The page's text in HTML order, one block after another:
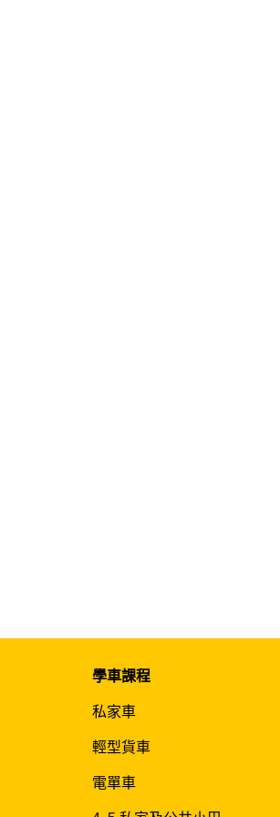
學車課程
私家車
輕型貨車
電單車